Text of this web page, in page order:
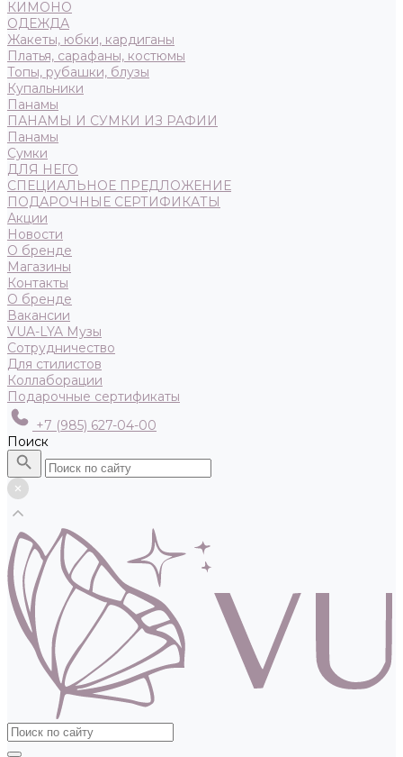
КИМОНО
ОДЕЖДА
Жакеты, юбки, кардиганы
Платья, сарафаны, костюмы
Топы, рубашки, блузы
Купальники
Панамы
ПАНАМЫ И СУМКИ ИЗ РАФИИ
Панамы
Сумки
ДЛЯ НЕГО
СПЕЦИАЛЬНОЕ ПРЕДЛОЖЕНИЕ
ПОДАРОЧНЫЕ СЕРТИФИКАТЫ
Акции
Новости
О бренде
Магазины
Контакты
О бренде
Вакансии
VUA-LYA Музы
Сотрудничество
Для стилистов
Коллаборации
Подарочные сертификаты
+7 (985) 627-04-00
Поиск